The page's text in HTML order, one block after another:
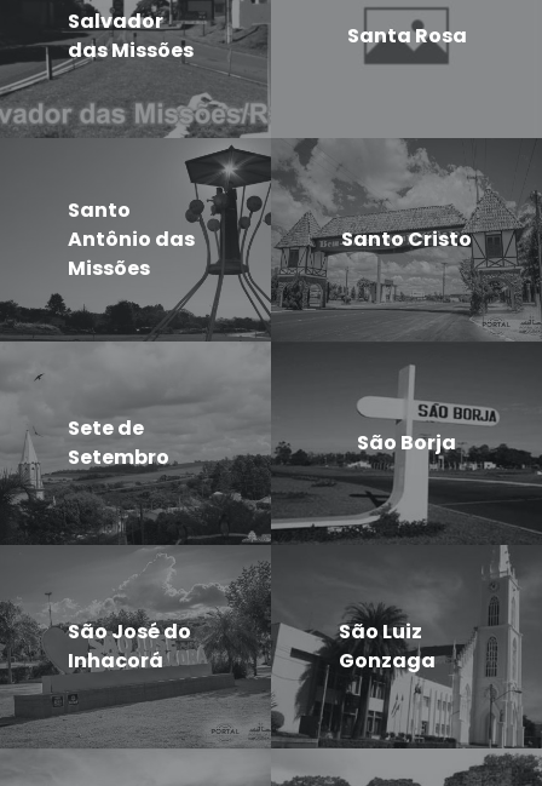
Salvador
das Missões
Santa Rosa
Santo
Antônio das
Missões
Santo Cristo
Sete de
Setembro
São Borja
São José do
Inhacorá
São Luiz
Gonzaga